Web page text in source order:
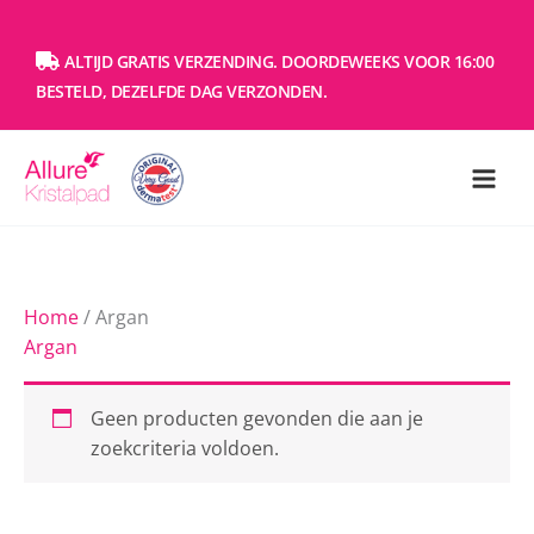
inhoud
ALTIJD GRATIS VERZENDING. DOORDEWEEKS VOOR 16:00
BESTELD, DEZELFDE DAG VERZONDEN.
Home/ Argan
Argan
Geen producten gevonden die aan je
zoekcriteria voldoen.